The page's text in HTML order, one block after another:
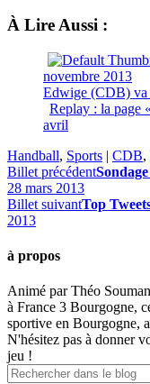
À Lire Aussi :
novembre 2013
Edwige (CDB)
Replay : la page
avril
Handball, Sports | CDB,
Billet précédent
28 mars 2013
Billet suivantTop
2013
à propos
Animé par Théo
à France 3 Bourgogne,
sportive en Bourgogne,
N'hésitez pas à donner
jeu !